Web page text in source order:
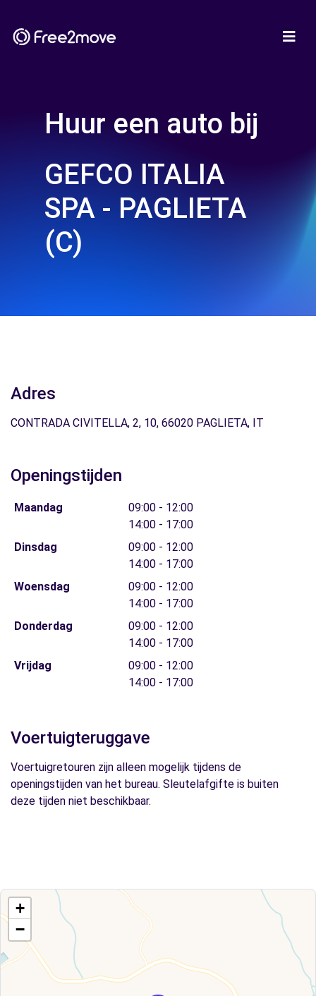
Huur een auto bij
GEFCO ITALIA
SPA - PAGLIETA
(C)
Adres
CONTRADA CIVITELLA, 2, 10, 66020 PAGLIETA, IT
Openingstijden
Maandag
09:00 - 12:00
14:00 - 17:00
Dinsdag
09:00 - 12:00
14:00 - 17:00
Woensdag
09:00 - 12:00
14:00 - 17:00
Donderdag
09:00 - 12:00
14:00 - 17:00
Vrijdag
09:00 - 12:00
14:00 - 17:00
Voertuigteruggave
Voertuigretouren zijn alleen mogelijk tijdens de
openingstijden van het bureau. Sleutelafgifte is buiten
deze tijden niet beschikbaar.
+
−